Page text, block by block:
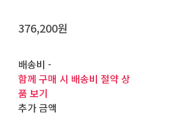
376,200원
배송비 -
함께 구매 시 배송비 절약 상
품 보기
추가 금액